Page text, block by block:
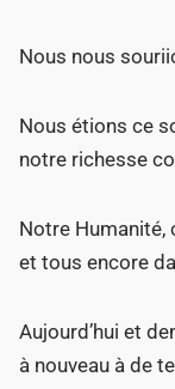
Nous nous
Nous étions ce
notre richesse
Notre Humanité,
et tous encore
Aujourd’hui et
à nouveau à de